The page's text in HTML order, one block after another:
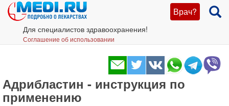
Врач?
Для специалистов здравоохранения!
Соглашение об использовании
Адрибластин - инструкция по
применению